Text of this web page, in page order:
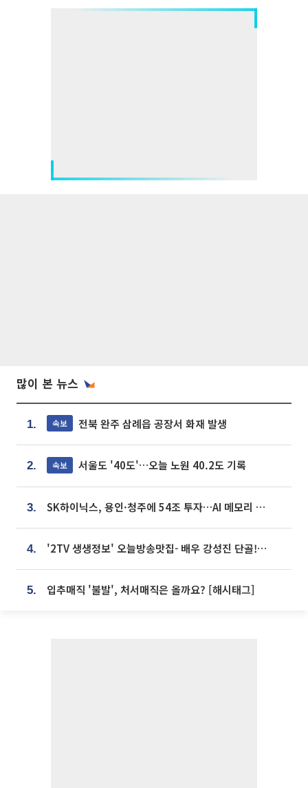
많이 본 뉴스
1. 속보 전북 완주 삼례읍 공장서 화재 발생
2. 속보 서울도 '40도'…오늘 노원 40.2도 기록
3. SK하이닉스, 용인·청주에 54조 투자…AI 메모리 생산기지 키운다
4. '2TV 생생정보' 오늘방송맛집- 배우 강성진 단골! 쌀국수ㆍ푸팟퐁 커리 맛집 '블○○○'
5. 입추매직 '불발', 처서매직은 올까요? [해시태그]